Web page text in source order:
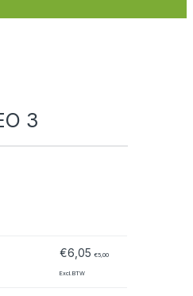
3
tot €14,52
€6,05 €5,00
Excl. BTW